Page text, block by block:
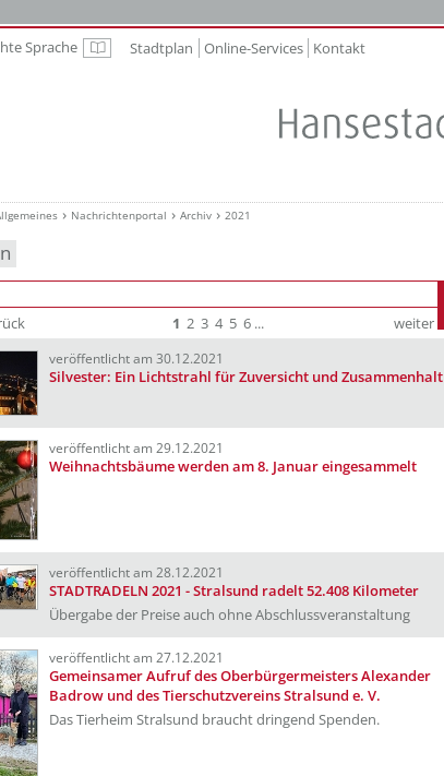
Sprache Leichte Sprache
Stadtplan Online-Services Kontakt
Nachrichtenportal Archiv 2021
1 2 3 4 5 6 ... weiter
veröffentlicht am 30.12.2021
Silvester: Ein Lichtstrahl für Zuversicht und Zusammenhalt
veröffentlicht am 29.12.2021
Weihnachtsbäume werden am 8. Januar eingesammelt
veröffentlicht am 28.12.2021
STADTRADELN 2021 - Stralsund radelt 52.408 Kilometer
Übergabe der Preise auch ohne Abschlussveranstaltung
veröffentlicht am 27.12.2021
Gemeinsamer Aufruf des Oberbürgermeisters Alexander
Badrow und des Tierschutzvereins Stralsund e. V.
Das Tierheim Stralsund braucht dringend Spenden.